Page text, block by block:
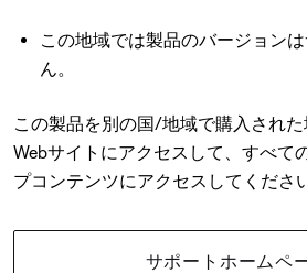
この地域では製品のバージョン
ん。
この製品を別の国/地域で購入され
Webサイトにアクセスして、すべて
プコンテンツにアクセスしてくださ
サポートホームペ